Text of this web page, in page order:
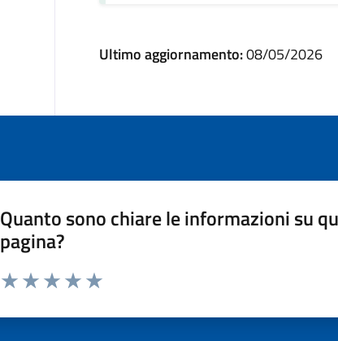
Ultimo aggiornamento:08/05/2026
Quanto sono chiare le informazioni su
pagina?